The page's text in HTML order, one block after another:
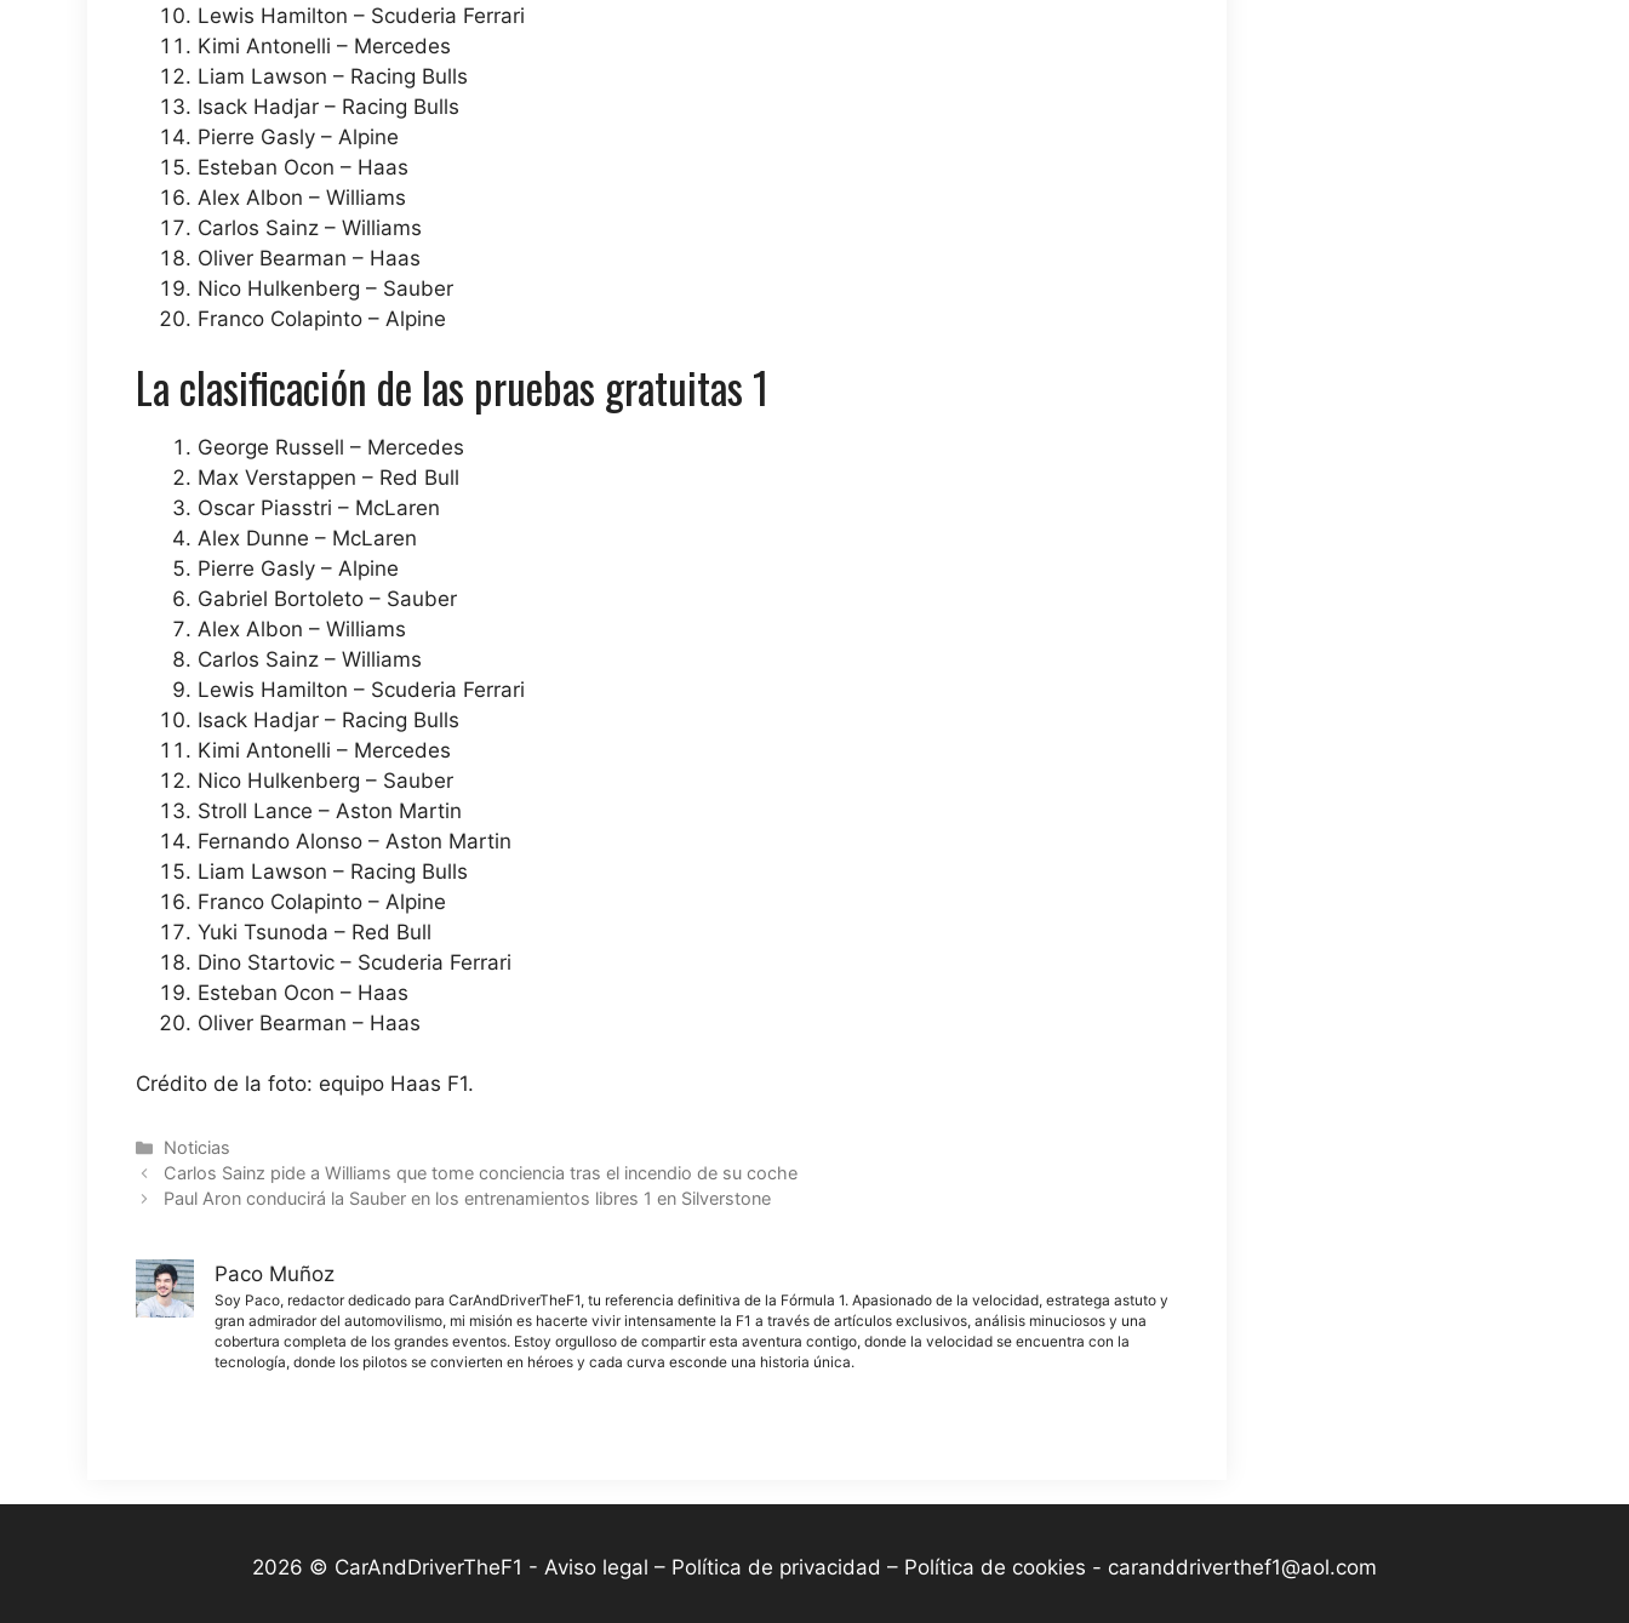
Lewis Hamilton – Scuderia Ferrari
Kimi Antonelli – Mercedes
Liam Lawson – Racing Bulls
Isack Hadjar – Racing Bulls
Pierre Gasly – Alpine
Esteban Ocon – Haas
Alex Albon – Williams
Carlos Sainz – Williams
Oliver Bearman – Haas
Nico Hulkenberg – Sauber
Franco Colapinto – Alpine
La clasificación de las pruebas gratuitas 1
George Russell – Mercedes
Max Verstappen – Red Bull
Oscar Piasstri – McLaren
Alex Dunne – McLaren
Pierre Gasly – Alpine
Gabriel Bortoleto – Sauber
Alex Albon – Williams
Carlos Sainz – Williams
Lewis Hamilton – Scuderia Ferrari
Isack Hadjar – Racing Bulls
Kimi Antonelli – Mercedes
Nico Hulkenberg – Sauber
Stroll Lance – Aston Martin
Fernando Alonso – Aston Martin
Liam Lawson – Racing Bulls
Franco Colapinto – Alpine
Yuki Tsunoda – Red Bull
Dino Startovic – Scuderia Ferrari
Esteban Ocon – Haas
Oliver Bearman – Haas
Crédito de la foto: equipo Haas F1.
Categorías
Noticias
Carlos Sainz pide a Williams que tome conciencia tras el incendio de su coche
Paul Aron conducirá la Sauber en los entrenamientos libres 1 en Silverstone
Paco Muñoz
Soy Paco, redactor dedicado para CarAndDriverTheF1, tu referencia definitiva de la Fórmula 1. Apasionado de la velocidad, estratega astuto y
gran admirador del automovilismo, mi misión es hacerte vivir intensamente la F1 a través de artículos exclusivos, análisis minuciosos y una
cobertura completa de los grandes eventos. Estoy orgulloso de compartir esta aventura contigo, donde la velocidad se encuentra con la
tecnología, donde los pilotos se convierten en héroes y cada curva esconde una historia única.
2026 © CarAndDriverTheF1 - Aviso legal – Política de privacidad – Política de cookies - caranddriverthef1@aol.com